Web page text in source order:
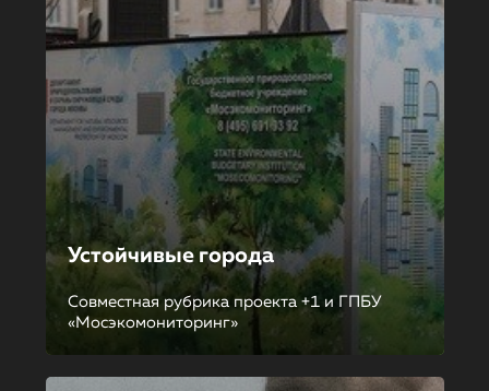
Устойчивые города
Совместная рубрика проекта +1 и ГПБУ
«Мосэкомониторинг»